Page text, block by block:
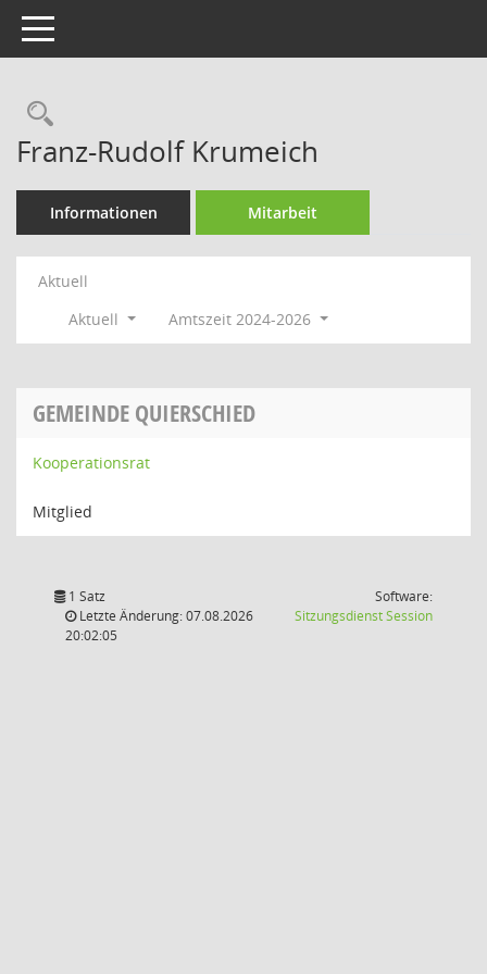
Toggle navigation
Rechercheauswahl
Franz-Rudolf Krumeich
Informationen Mitarbeit
Aktuell
Aktuell
Amtszeit 2024-2026
GEMEINDE QUIERSCHIED
Kooperationsrat
Mitglied
1 Satz
Letzte Änderung: 07.08.2026
20:02:05
Software:
SitzungsdienstSession(Wird in